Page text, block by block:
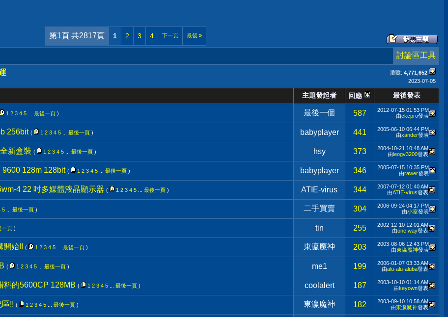
第1頁 共2817頁 1 2 3 4 下一頁 最後 »
討論區工具
瀏覽: 4,771,652
2023-07-05
主題發起者 回應 最後發表
1 2 3 4 5 最後一頁 ) 最後一個 587 2012-07-15 01:53 PM
由ckcpro發表
256bit ( 1 2 3 4 5 最後一頁 ) babyplayer 441 2005-06-10 06:44 PM
由xander發表
新盒裝 ( 1 2 3 4 5 最後一頁 ) hsy 373 2004-10-21 10:48 AM
由leogv3200發表
128m 128bit ( 1 2 3 4 5 最後一頁 ) babyplayer 346 2005-07-15 10:35 PM
由rawer發表
4 22 吋多媒體液晶顯示器 ( 1 2 3 4 5 最後一頁 ) ATIE-virus 344 2007-07-12 01:40 AM
由ATIE-virus發表
5 最後一頁 ) 二手買賣 304 2006-09-24 04:17 PM
由小室發表
一頁 ) tin 255 2002-12-10 12:01 AM
由one way發表
開始!! ( 1 2 3 4 5 最後一頁 ) 東瀛魔神 203 2003-08-06 12:43 PM
由東瀛魔神發表
( 1 2 3 4 5 最後一頁 ) me1 199 2006-01-07 03:33 AM
由alu-alu-aluba發表
料的5600CP 128MB ( 1 2 3 4 5 最後一頁 ) coolalert 187 2003-10-10 01:14 AM
由keyown發表
!! ( 1 2 3 4 5 最後一頁 ) 東瀛魔神 182 2003-09-10 10:58 AM
由東瀛魔神發表